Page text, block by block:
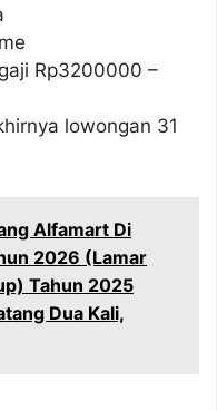
Rp3200000 –
lowongan 31
Alfamart Di
2026 (Lamar
Tahun 2025
Dua Kali,